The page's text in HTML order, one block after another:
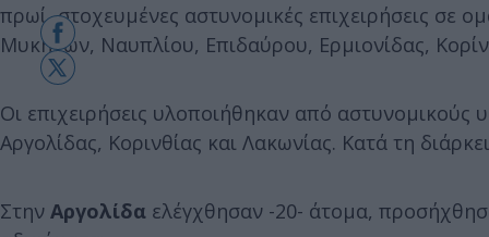
πρωί, στοχευμένες αστυνομικές επιχειρήσεις σε
Μυκηνών, Ναυπλίου, Επιδαύρου, Ερμιονίδας,
Οι επιχειρήσεις υλοποιήθηκαν από
Αργολίδας, Κορινθίας και Λακωνίας. Κατά τη
Στην Αργολίδα ελέγχθησαν -20- άτομα,